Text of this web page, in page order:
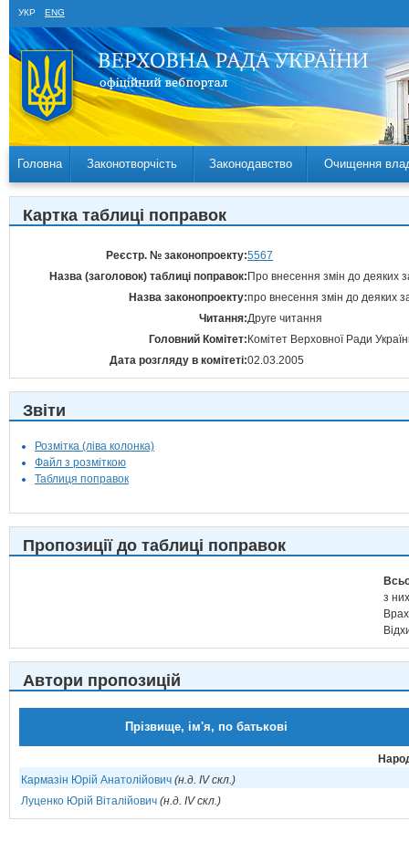
УКР ENG
Головна Законотворчість Законодавство Очищення
Картка таблиці поправок
Реєстр. № законопроекту:5567
Назва (заголовок) таблиці поправок: Про внесення змін до деяких
Назва законопроекту:про внесення змін до деяких
Читання:Друге читання
Головний Комітет: Комітет Верховної Ради
Дата розгляду в комітеті:02.03.2005
Звіти
Розмітка (ліва колонка)
Файл з розміткою
Таблиця поправок
Пропозиції до таблиці поправок
з
Автори пропозицій
Прізвище, ім'я, по батькові
Кармазін Юрій Анатолійович (н.д. IV скл.)
Луценко Юрій Віталійович (н.д. IV скл.)